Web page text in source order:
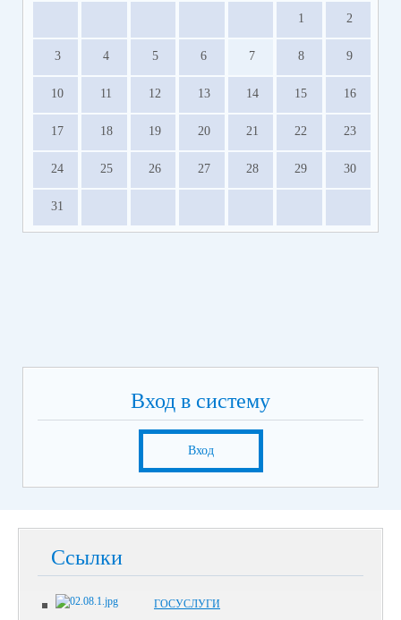
1 2
3 4 5 6 7 8 9
10 11 12 13 14 15 16
17 18 19 20 21 22 23
24 25 26 27 28 29 30
31
Вход в систему
Вход
Ссылки
ГОСУСЛУГИ